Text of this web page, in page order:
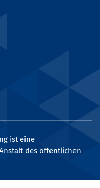
ist eine
des öffentlichen